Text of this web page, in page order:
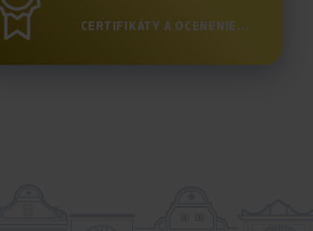
CERTIFIKÁTY A OCENENIE...